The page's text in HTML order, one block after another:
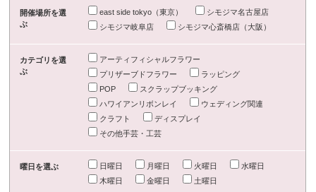
開催場所を選
ぶ
east side tokyo（東京）
シモジマ名古屋店
シモジマ岐阜店
シモジマ心斎橋店（大阪）
カテゴリを選
ぶ
アーティフィシャルフラワー
プリザーブドフラワー
ラッピング
POP
スクラップブッキング
ハワイアンリボンレイ
ウェディング関連
クラフト
ディスプレイ
その他手芸・工芸
曜日を選ぶ 日曜日 月曜日 火曜日
水曜日
木曜日
金曜日 土曜日